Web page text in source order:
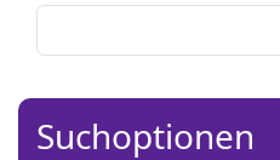
Suchoptionen